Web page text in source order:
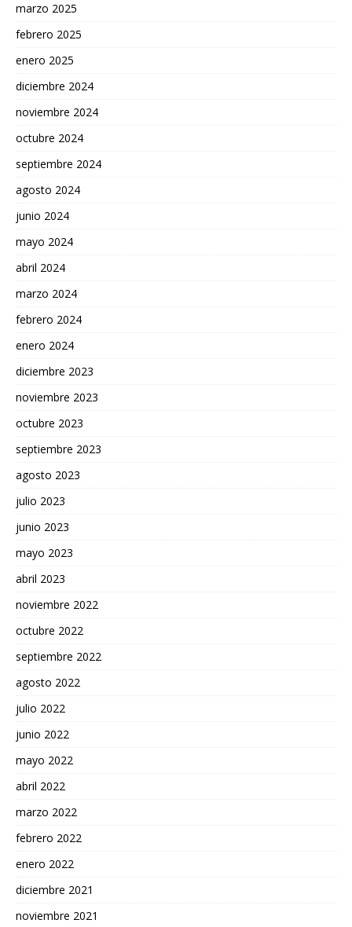
marzo 2025
febrero 2025
enero 2025
diciembre 2024
noviembre 2024
octubre 2024
septiembre 2024
agosto 2024
junio 2024
mayo 2024
abril 2024
marzo 2024
febrero 2024
enero 2024
diciembre 2023
noviembre 2023
octubre 2023
septiembre 2023
agosto 2023
julio 2023
junio 2023
mayo 2023
abril 2023
noviembre 2022
octubre 2022
septiembre 2022
agosto 2022
julio 2022
junio 2022
mayo 2022
abril 2022
marzo 2022
febrero 2022
enero 2022
diciembre 2021
noviembre 2021